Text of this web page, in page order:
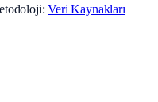
Veri Kaynakları